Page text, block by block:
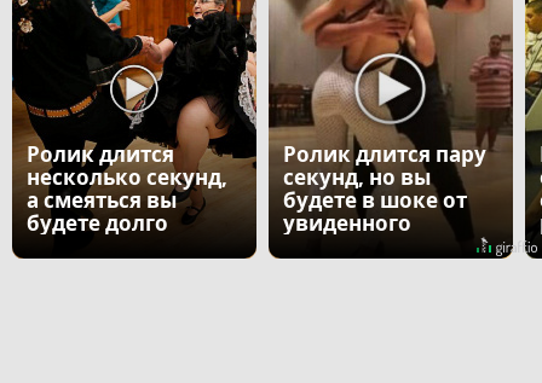
Ролик длится
несколько секунд,
а смеяться вы
будете долго
Ролик длится пару
секунд, но вы
будете в шоке от
увиденного